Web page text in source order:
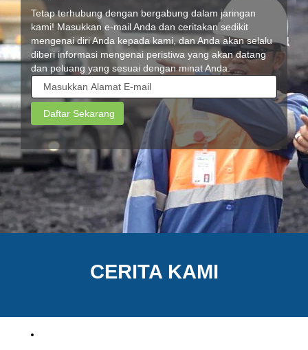
Tetap terhubung dengan bergabung dalam jaringan
kami! Masukkan e-mail Anda dan ceritakan sedikit
mengenai diri Anda kepada kami, dan Anda akan selalu
diberi informasi mengenai peristiwa yang akan datang
dan peluang yang sesuai dengan minat Anda.
CERITA KAMI